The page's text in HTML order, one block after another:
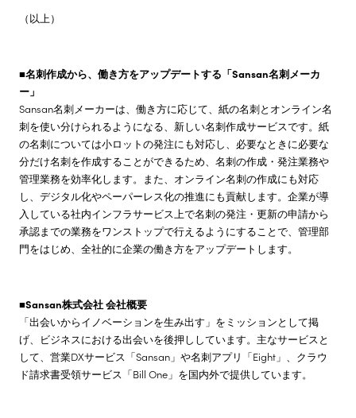
（以上）
■名刺作成から、働き方をアップデートする「Sansan名刺メーカ
ー」
Sansan名刺メーカーは、働き方に応じて、紙の名刺とオンライン名
刺を使い分けられるようになる、新しい名刺作成サービスです。紙
の名刺については小ロットの発注にも対応し、必要なときに必要な
分だけ名刺を作成することができるため、名刺の作成・発注業務や
管理業務を効率化します。また、オンライン名刺の作成にも対応
し、デジタル化やペーパーレス化の推進にも貢献します。企業が導
入している社内インフラサービス上で名刺の発注・更新の申請から
承認までの業務をワンストップで行えるようにすることで、管理部
門をはじめ、全社的に企業の働き方をアップデートします。
■Sansan株式会社 会社概要
「出会いからイノベーションを生み出す」をミッションとして掲
げ、ビジネスにおける出会いを後押ししています。主なサービスと
して、営業DXサービス「Sansan」や名刺アプリ「Eight」、クラウ
ド請求書受領サービス「Bill One」を国内外で提供しています。